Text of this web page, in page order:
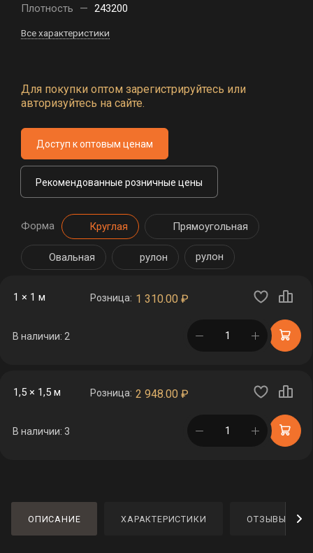
Плотность
— 243200
Все характеристики
Для покупки оптом зарегистрируйтесь или
авторизуйтесь на сайте.
Доступ к оптовым ценам
Рекомендованные розничные цены
Форма Круглая Прямоугольная
Овальная рулон рулон
1 × 1 м Розница: 1 310.00 ₽
В наличии: 2 в корзине
1,5 × 1,5 м Розница: 2 948.00 ₽
В наличии: 3 в корзине
ОПИСАНИЕ ХАРАКТЕРИСТИКИ ОТЗЫВЫ